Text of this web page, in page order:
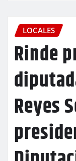
LOCALES
Rinde
Reyes